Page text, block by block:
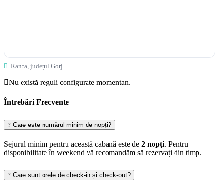
Ranca, județul Gorj
Nu există reguli configurate momentan.
Întrebări Frecvente
Care este numărul minim de nopți?
Sejurul minim pentru această cabană este de 2 nopți. Pentru
disponibilitate în weekend vă recomandăm să rezervați din timp.
Care sunt orele de check-in și check-out?